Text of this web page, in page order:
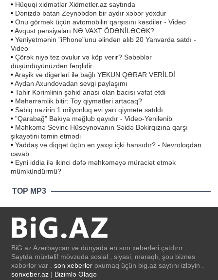
• Hüquqi xidmətlər Xidmetler.az saytında
• Dənizdə batan Zeynəbdən bir aydır xəbər yoxdur
• Onu görmək üçün avtomobilin qarşısını kəsdilər - Video
•Avqust pensiyaları NƏ VAXT ÖDƏNİLƏCƏK?
• Yeniyetmənin "iPhone"unu əlindən alıb 20 Yanvarda satdı -
Video
• Çörək niyə tez ovulur və köp verir? Səbəblər
düşündüyünüzdən fərqlidir
•Arayik və digərləri ilə bağlı YEKUN QƏRAR VERİLDİ
•Aydan Axundovadan sevgi paylaşımı
• Tahir Kərimlinin şəhid anası olan bacısı vəfat etdi
• Məhərrəmlik bitir: Toy qiymətləri artacaq?
• Sabiq nazirin 1 milyonluq evi yarı qiymətə satıldı
• "Qarabağ" Bakıya məğlub qayıdır - Video-Yenilənib
• Məhkəmə Sevinc Hüseynovanın Səidə Bəkirqızına qarşı
şikayətini təmin etmədi
• Yaddaş və diqqət üçün ən yaxşı içki hansıdır? - Nevroloqdan
cavab
• Eyni iddia ilə ikinci dəfə məhkəməyə müraciət etmək
mümkündürmü?
TOP MP3
BiG.az Azərbaycan və dünyada ən son xəbərləri çatdırır.
Saytda müxtəlif mövzuda sosial , siyasi, maraqlı, şou biznes
xəbərlər var . son xeberler oxumaq üçün big.az saytını izləyin .
sonxeber.az | Bizimlə Əlaqə